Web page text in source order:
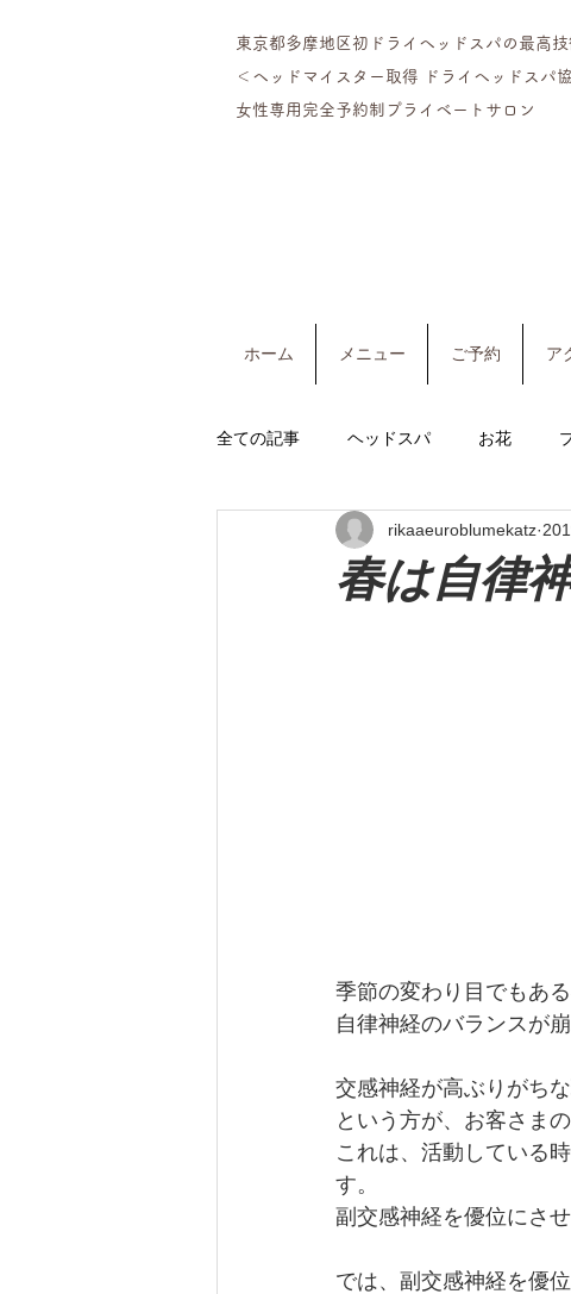
東京都多摩地区初ドライヘッドスパの最高技
＜ヘッドマイスター​取得 ドライヘッドスパ
女性専用完全予約制プライベートサロン​
ホーム メニュー ご予約 ア
全ての記事 ヘッドスパ お花
春は自律
rikaaeuroblumekatz
季節の変わり目でもあ
自律神経のバランスが
交感神経が高ぶりがち
という方が、お客さま
これは、活動している
す。
副交感神経を優位にさ
では、副交感神経を優